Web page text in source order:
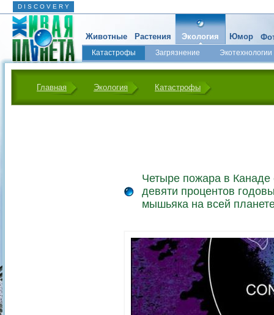
D I S C O V E R Y
Животные Растения Экология
Катастрофы Загрязнение Экотехнологии
Юмор
Главная Экология Катастрофы
Четыре пожара в Канаде
девяти процентов
мышьяка на всей